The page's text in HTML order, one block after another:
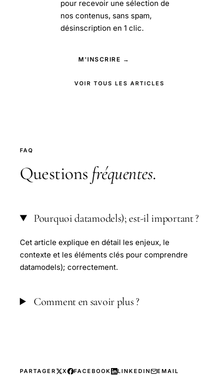
pour recevoir une sélection de
nos contenus, sans spam,
désinscription en 1 clic.
M'INSCRIRE →
VOIR TOUS LES ARTICLES
FAQ
Questions fréquentes.
Pourquoi datamodels); est-il important ?
Cet article explique en détail les enjeux, le
contexte et les éléments clés pour comprendre
datamodels); correctement.
Comment en savoir plus ?
PARTAGER X FACEBOOK LINKEDIN EMAIL